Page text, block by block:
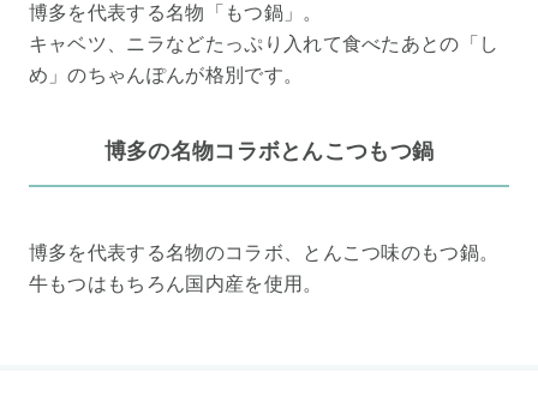
博多を代表する名物「もつ鍋」。
キャベツ、ニラなどたっぷり入れて食べたあとの「し
め」のちゃんぽんが格別です。
博多の名物コラボとんこつもつ鍋
博多を代表する名物のコラボ、とんこつ味のもつ鍋。
牛もつはもちろん国内産を使用。